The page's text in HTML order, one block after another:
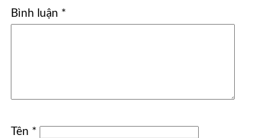
Bình luận *
Tên *